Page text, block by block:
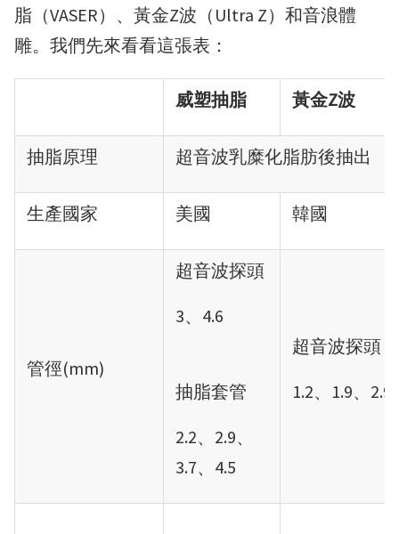
脂（VASER）、黃金Z波（Ultra Z）和音浪體
雕。我們先來看看這張表：
威塑抽脂 黃金Z波
抽脂原理 超音波乳糜化脂肪後抽出
生產國家 美國 韓國
管徑(mm)
超音波探頭
3、4.6
抽脂套管
2.2、2.9、
3.7、4.5
超音波探頭
1.2、1.9、2.9